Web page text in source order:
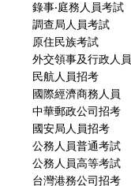
錄事‧庭務人員考試
調查局人員考試
原住民族考試
外交領事及行政人員
民航人員招考
國際經濟商務人員
中華郵政公司招考
國安局人員招考
公務人員普通考試
公務人員高等考試
台灣港務公司招考